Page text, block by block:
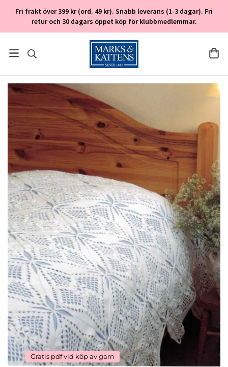
Fri frakt över 399 kr (ord. 49 kr). Snabb leverans (1-3 dagar). Fri
retur och 30 dagars öppet köp för klubbmedlemmar.
Gratis pdf vid köp av garn